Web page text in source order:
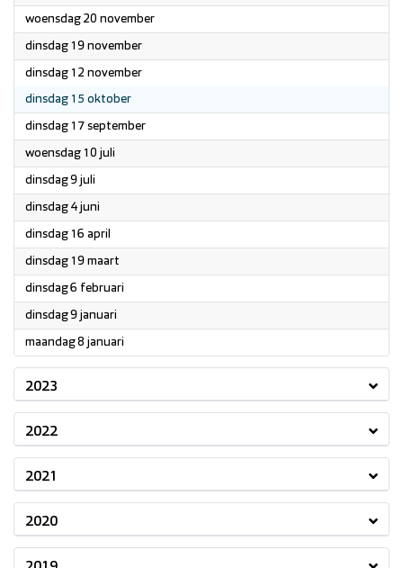
woensdag 20 november2024
dinsdag 19 november2024
dinsdag 12 november2024
dinsdag 15 oktober2024
dinsdag 17 september2024
woensdag 10 juli
dinsdag 9 juli
dinsdag 4 juni
dinsdag 16 april
dinsdag 19 maart
dinsdag 6 februari
dinsdag 9 januari
maandag 8 januari
2023
2022
2021
2020